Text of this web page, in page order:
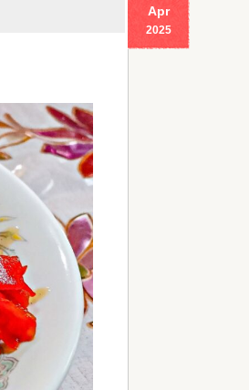
Apr
2025